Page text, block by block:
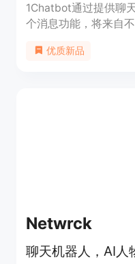
1Chatbot通过提供聊
个消息功能，将来自
端，也无需局限于使
优质新品
Netwrck
聊天机器人，AI人